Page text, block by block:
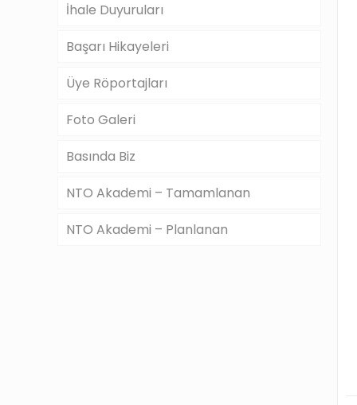
İhale Duyuruları
Başarı Hikayeleri
Üye Röportajları
Foto Galeri
Basında Biz
NTO Akademi – Tamamlanan
NTO Akademi – Planlanan